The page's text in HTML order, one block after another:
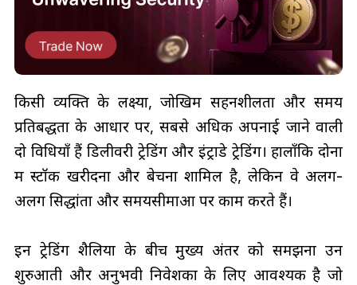
किसी व्यक्ति के लक्ष्यों, जोखिम सहनशीलता और समय
प्रतिबद्धता के आधार पर, सबसे अधिक अपनाई जाने वाली
दो विधियाँ हैं डिलीवरी ट्रेडिंग और इंट्राडे ट्रेडिंग। हालाँकि दोनों
में स्टॉक खरीदना और बेचना शामिल है, लेकिन वे अलग-
अलग सिद्धांतों और समयसीमाओं पर काम करते हैं।
इन ट्रेडिंग शैलियों के बीच मुख्य अंतर को समझना उन
शुरुआती और अनुभवी निवेशकों के लिए आवश्यक है जो